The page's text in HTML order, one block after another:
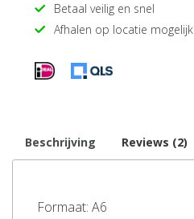
Betaal veilig en snel
Afhalen op locatie mogelijk
Beschrijving Reviews (2)
Formaat: A6